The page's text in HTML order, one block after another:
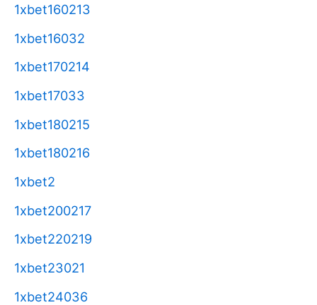
1xbet160213
1xbet16032
1xbet170214
1xbet17033
1xbet180215
1xbet180216
1xbet2
1xbet200217
1xbet220219
1xbet23021
1xbet24036